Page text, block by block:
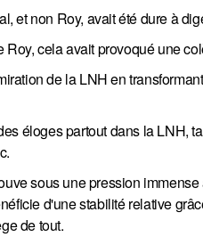
et non Roy, avait été dure à
cela avait provoqué une
de la LNH en
éloges partout dans la LNH,
sous une pression
d'une stabilité relative
de tout.